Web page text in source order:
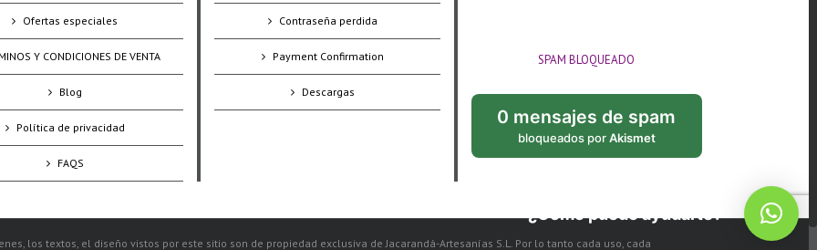
Ofertas especiales
Y CONDICIONES DE VENTA
Blog
Política de privacidad
FAQS
Contraseña perdida
Payment Confirmation
Descargas
SPAM BLOQUEADO
0 mensajes de spam
bloqueados porAkismet
los textos, el diseño vistos por este sitio son de propiedad exclusiva de Jacarandá-Artesanías S.L. Por lo tanto cada uso, cada
¿Cómo puedo ayudarte?